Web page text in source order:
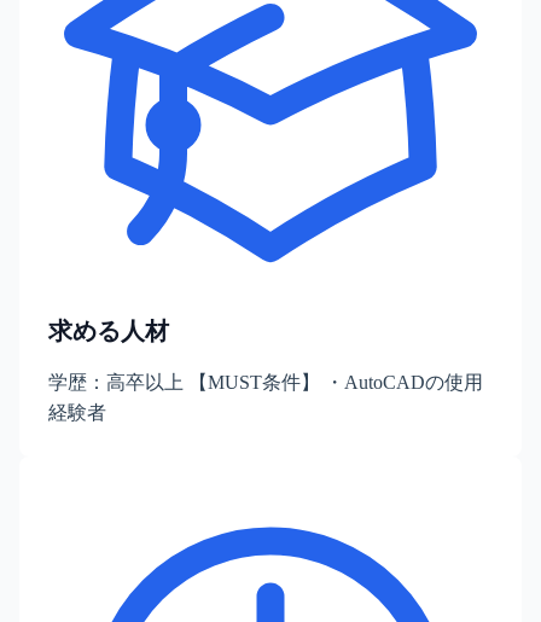
求める人材
学歴：高卒以上 【MUST条件】 ・AutoCADの使用
経験者